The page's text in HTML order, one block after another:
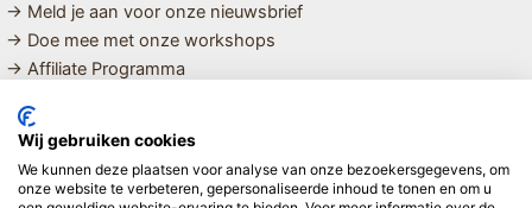
→ Meld je aan voor onze nieuwsbrief
→ Doe mee met onze workshops
→ Affiliate Programma
MET LIEFDE SAMENGESTELDE
BIOLOGISCHE EN DUURZAME PRODUCTEN VOOR HET HELE
GEZIN
Wij gebruiken cookies
We kunnen deze plaatsen voor analyse van onze bezoekersgegevens, om
onze website te verbeteren, gepersonaliseerde inhoud te tonen en om u